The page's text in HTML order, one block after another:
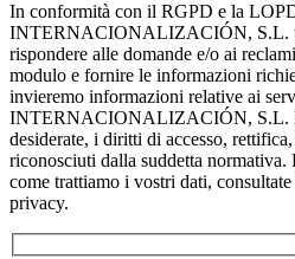
In conformità con il RGPD e la
INTERNACIONALIZACIÓN, S.L.
rispondere alle domande e/o ai
modulo e fornire le informazioni
invieremo informazioni relative ai
INTERNACIONALIZACIÓN, S.L.
desiderate, i diritti di accesso,
riconosciuti dalla suddetta
come trattiamo i vostri dati,
privacy.